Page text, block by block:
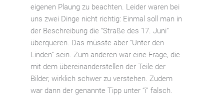
eigenen Plaung zu beachten. Leider waren bei
uns zwei Dinge nicht richtig: Einmal soll man in
der Beschreibung die “Straße des 17. Juni”
überqueren. Das müsste aber “Unter den
Linden” sein. Zum anderen war eine Frage, die
mit dem übereinanderstellen der Teile der
Bilder, wirklich schwer zu verstehen. Zudem
war dann der genannte Tipp unter “i” falsch.